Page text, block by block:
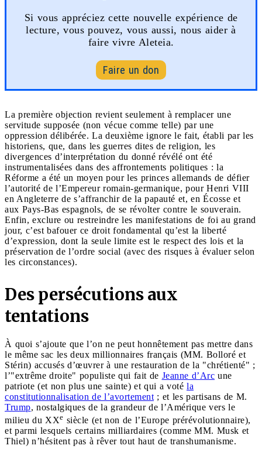
Si vous appréciez cette nouvelle expérience de
lecture, vous pouvez, vous aussi, nous aider à
faire vivre Aleteia.
Faire un don
La première objection revient seulement à remplacer une
servitude supposée (non vécue comme telle) par une
oppression délibérée. La deuxième ignore le fait, établi par les
historiens, que, dans les guerres dites de religion, les
divergences d’interprétation du donné révélé ont été
instrumentalisées dans des affrontements politiques : la
Réforme a été un moyen pour les princes allemands de défier
l’autorité de l’Empereur romain-germanique, pour Henri VIII
en Angleterre de s’affranchir de la papauté et, en Écosse et
aux Pays-Bas espagnols, de se révolter contre le souverain.
Enfin, exclure ou restreindre les manifestations de foi au grand
jour, c’est bafouer ce droit fondamental qu’est la liberté
d’expression, dont la seule limite est le respect des lois et la
préservation de l’ordre social (avec des risques à évaluer selon
les circonstances).
Des persécutions aux
tentations
À quoi s’ajoute que l’on ne peut honnêtement pas mettre dans
le même sac les deux millionnaires français (MM. Bolloré et
Stérin) accusés d’œuvrer à une restauration de la "chrétienté" ;
l’"extrême droite" populiste qui fait de Jeanne d’Arc une
patriote (et non plus une sainte) et qui a voté la
constitutionnalisation de l’avortement ; et les partisans de M.
Trump, nostalgiques de la grandeur de l’Amérique vers le
milieu du XXe siècle (et non de l’Europe prérévolutionnaire),
et parmi lesquels certains milliardaires (comme MM. Musk et
Thiel) n’hésitent pas à rêver tout haut de transhumanisme.